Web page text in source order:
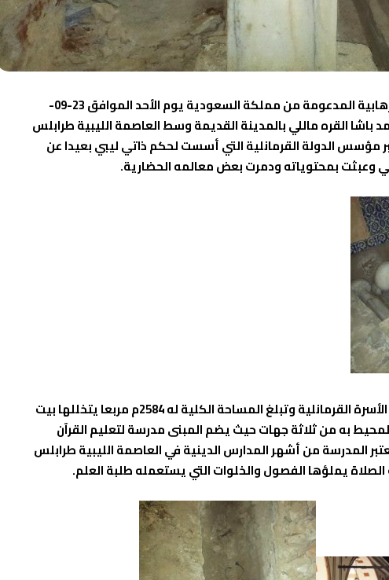
المدعومة من مملكة السعودية
يوم الأحد الموافق 23-09-
باشا القره ماللي بالمدينة القديمة وسط العاصمة الليبية طرابلس
مؤسس الدولة القرمانلية التي أسست لحكم ذاتي ليبي بعيدا عن
وعبثت بمحتوياته ودمرت بعض معالمه الحضارية.
تأسس المسجد سنة 1737م خلال حكم الأسرة القرمانلية وتبلغ المساحة الكلية له 2584م مربعا يتخللها بيت
به من ثلاثة جهات حيث يضم المبنى مدرسة لتعليم القرآن
المدرسة من أشهر المدارس الدينية في العاصمة الليبية طرابلس
يملؤها الفصول والخلوات التي يستعمله طلبة العلم.